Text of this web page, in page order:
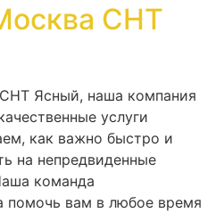
СНТ
Ясный, наша компания
услуги
как важно быстро и
на непредвиденные
команда
помочь вам в любое время